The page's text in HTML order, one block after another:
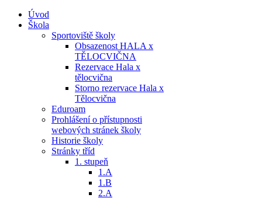
Úvod
Škola
Sportoviště školy
Obsazenost HALA x
TĚLOCVIČNA
Rezervace Hala x
tělocvična
Storno rezervace Hala x
Tělocvična
Eduroam
Prohlášení o přístupnosti
webových stránek školy
Historie školy
Stránky tříd
1. stupeň
1.A
1.B
2.A